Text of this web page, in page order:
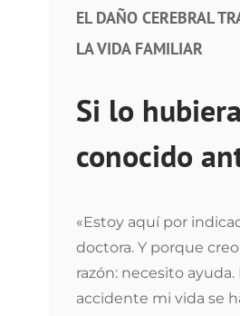
EL DAÑO CEREBRAL
LA VIDA FAMILIAR
Si lo
conocido
«Estoy aquí por
doctora. Y porque
razón: necesito ayuda.
accidente mi vida se